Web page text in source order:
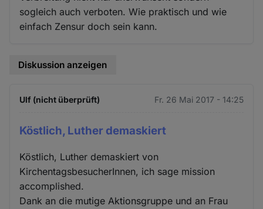
sogleich auch verboten. Wie praktisch und wie
einfach Zensur doch sein kann.
Diskussion anzeigen
Ulf (nicht überprüft) Fr. 26 Mai 2017 - 14:25
Köstlich, Luther demaskiert
Köstlich, Luther demaskiert von
KirchentagsbesucherInnen, ich sage mission
accomplished.
Dank an die mutige Aktionsgruppe und an Frau